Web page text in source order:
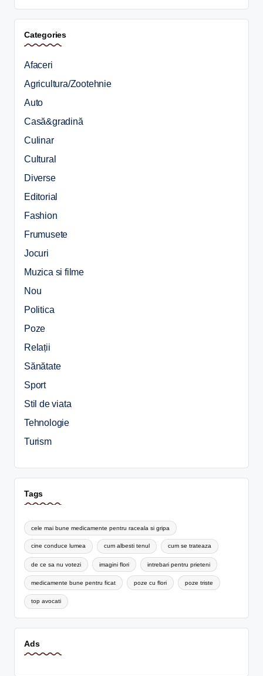
Categories
Afaceri
Agricultura/Zootehnie
Auto
Casă&gradină
Culinar
Cultural
Diverse
Editorial
Fashion
Frumusete
Jocuri
Muzica si filme
Nou
Politica
Poze
Relații
Sănătate
Sport
Stil de viata
Tehnologie
Turism
Tags
cele mai bune medicamente pentru raceala si gripa
cine conduce lumea cum albesti tenul cum se trateaza
de ce sa nu votezi imagini flori intrebari pentru prieteni
medicamente bune pentru ficat poze cu flori poze triste
top avocati
Ads